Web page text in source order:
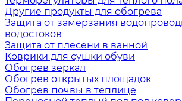
Другие продукты для обогрева
Защита от замерзания
водостоков
Защита от плесени в ванной
Коврики для сушки обуви
Обогрев зеркал
Обогрев открытых площадок
Обогрев почвы в теплице